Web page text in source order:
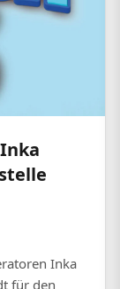
Inka
für den